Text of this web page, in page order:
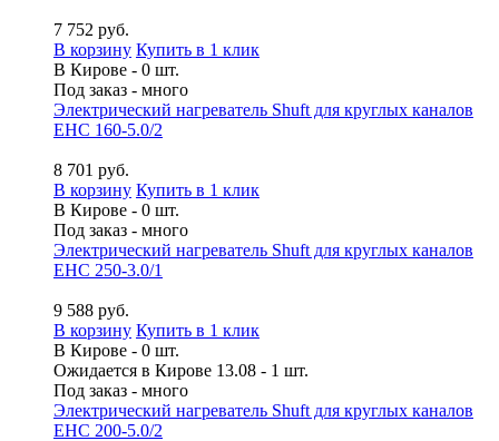
7 752 руб.
В корзину Купить в 1 клик
В Кирове - 0 шт.
Под заказ - много
Электрический нагреватель Shuft для круглых каналов
EHC 160-5.0/2
8 701 руб.
В корзину Купить в 1 клик
В Кирове - 0 шт.
Под заказ - много
Электрический нагреватель Shuft для круглых каналов
EHC 250-3.0/1
9 588 руб.
В корзину Купить в 1 клик
В Кирове - 0 шт.
Ожидается в Кирове 13.08 - 1 шт.
Под заказ - много
Электрический нагреватель Shuft для круглых каналов
EHC 200-5.0/2